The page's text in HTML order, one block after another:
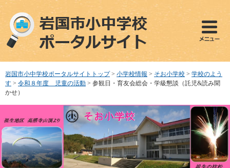
ペ
で
す
。
メ
ば
し
て
へ
岩国市小中学校ポータルサイトトップ > 小学校情報 > そお小学校 > 学校のよう
す > 令和８年度 児童の活動 > 参観日・育友会総会・学級懇談（託児&読み聞
かせ）